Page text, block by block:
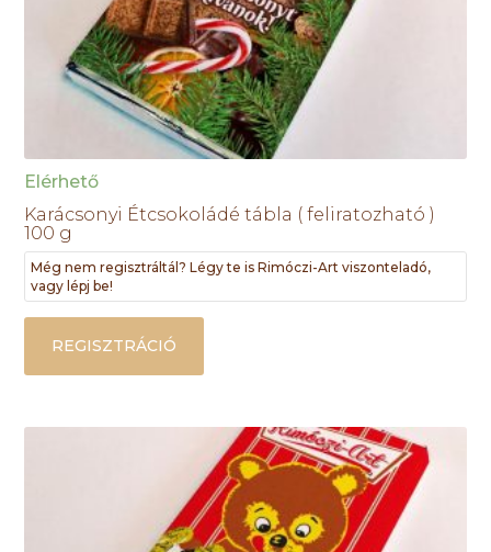
Elérhető
Karácsonyi Étcsokoládé tábla ( feliratozható )
100 g
Még nem regisztráltál? Légy te is Rimóczi-Art viszonteladó,
vagy lépj be!
REGISZTRÁCIÓ